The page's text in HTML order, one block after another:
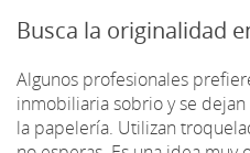
Busca la originalidad
Algunos profesionales
inmobiliaria sobrio y se
la papelería. Utilizan